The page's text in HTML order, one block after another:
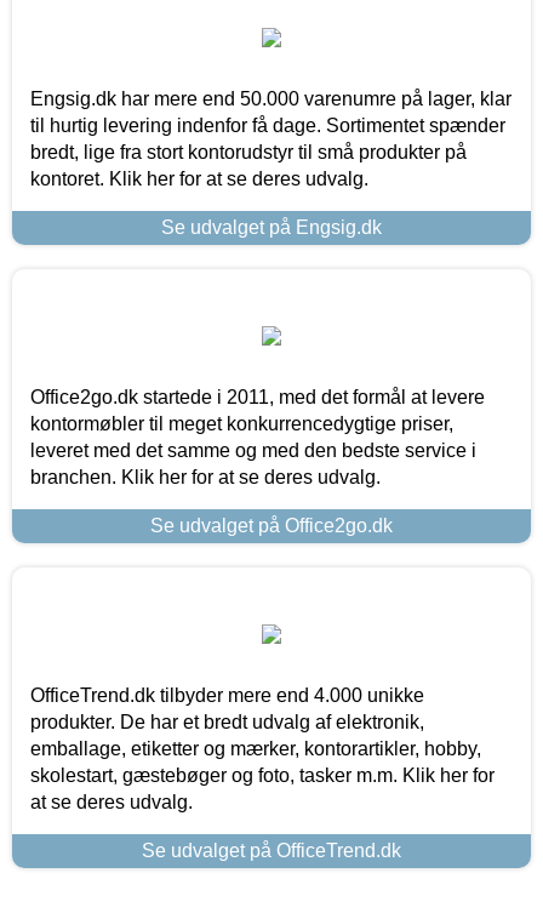
Engsig.dk har mere end 50.000 varenumre på lager, klar
til hurtig levering indenfor få dage. Sortimentet spænder
bredt, lige fra stort kontorudstyr til små produkter på
kontoret. Klik her for at se deres udvalg.
Se udvalget på Engsig.dk
Office2go.dk startede i 2011, med det formål at levere
kontormøbler til meget konkurrencedygtige priser,
leveret med det samme og med den bedste service i
branchen. Klik her for at se deres udvalg.
Se udvalget på Office2go.dk
OfficeTrend.dk tilbyder mere end 4.000 unikke
produkter. De har et bredt udvalg af elektronik,
emballage, etiketter og mærker, kontorartikler, hobby,
skolestart, gæstebøger og foto, tasker m.m. Klik her for
at se deres udvalg.
Se udvalget på OfficeTrend.dk